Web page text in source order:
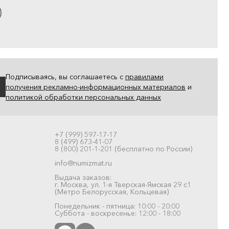
Подписываясь, вы соглашаетесь с правилами
получения рекламно-информационных материалов и
политикой обработки персональных данных
+7 (999) 597-17-17
8 (499) 673-41-07
8 (800) 201-1-201 (бесплатно по России)
info@numizmat.ru
Выдача заказов:
г. Москва, ул. 1-я Тверская-Ямская 29 с1
(Метро Белорусская, Кольцевая)
Понедельник - пятница: 10:00 - 20:00
Суббота - воскресенье: 12:00 - 18:00